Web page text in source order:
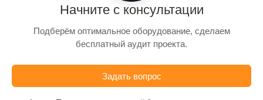
Начните с консультации
Подберём оптимальное оборудование, сделаем
бесплатный аудит проекта.
Задать вопрос